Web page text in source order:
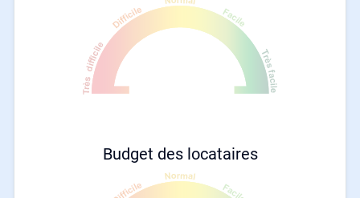
Budget des locataires